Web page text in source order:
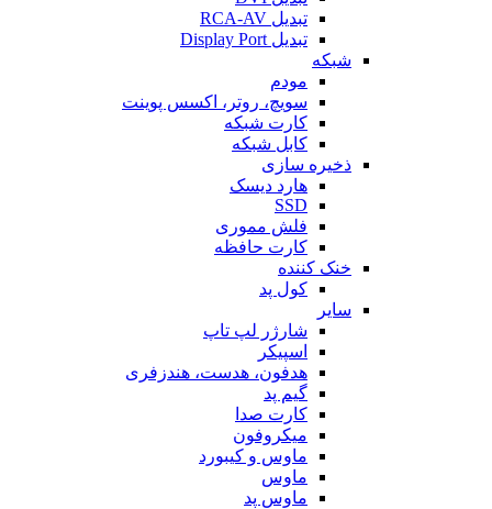
تبدیل RCA-AV
تبدیل Display Port
شبکه
مودم
سویچ، روتر، اکسس پوینت
کارت شبکه
کابل شبکه
ذخیره سازی
هارد دیسک
SSD
فلش مموری
کارت حافظه
خنک کننده
کول پد
سایر
شارژر لپ تاپ
اسپیکر
هدفون، هدست، هندزفری
گیم پد
کارت صدا
میکروفون
ماوس و کیبورد
ماوس
ماوس پد